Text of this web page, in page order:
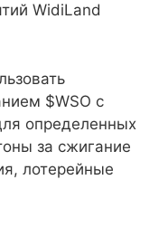
WidiLand
$WSO с
определенных
за сжигание
лотерейные